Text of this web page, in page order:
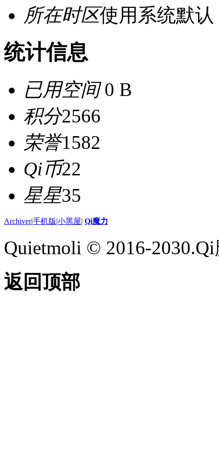
所在时区使用系统默认
统计信息
已用空间0 B
积分2566
荣誉1582
Qi币22
星星35
Archiver|手机版|小黑屋| Qi魔力
Quietmoli © 2016-
返回顶部